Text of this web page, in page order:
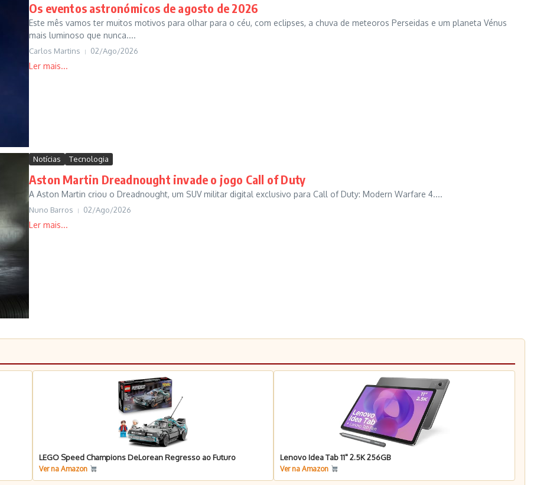
Os eventos astronómicos de agosto de 2026
Este mês vamos ter muitos motivos para olhar para o céu, com eclipses, a chuva de meteoros Perseidas e um planeta Vénus
mais luminoso que nunca....
Carlos Martins 02/Ago/2026
Notícias Tecnologia
Aston Martin Dreadnought invade o jogo Call of Duty
A Aston Martin criou o Dreadnought, um SUV militar digital exclusivo para Call of Duty: Modern Warfare 4....
Nuno Barros 02/Ago/2026
LEGO Speed Champions DeLorean Regresso ao Futuro
Ver na Amazon
Lenovo Idea Tab 11" 2.5K 256GB
Ver na Amazon